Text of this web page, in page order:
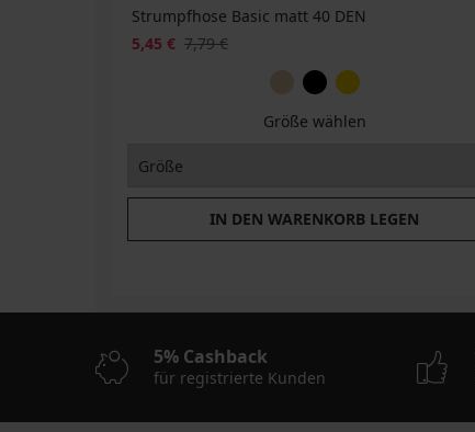
Strumpfhose Basic matt 40 DEN
5,45 € 7,79 €
Größe wählen
IN DEN WARENKORB LEGEN
5% Cashback
für registrierte Kunden